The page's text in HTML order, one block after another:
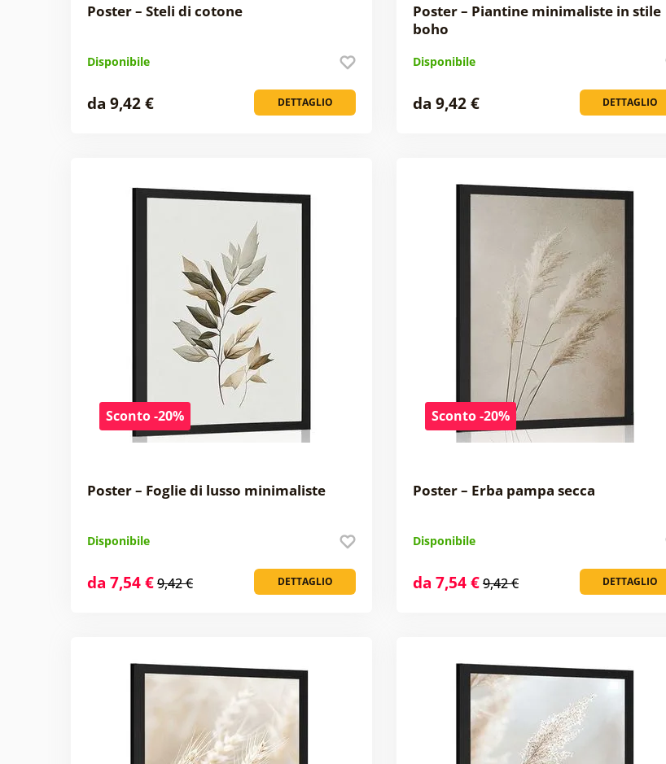
Poster – Steli di cotone
Disponibile
DETTAGLIO
da 9,42 €
Poster – Piantine minimaliste in stile
boho
Disponibile
DETTAGLIO
da 9,42 €
Sconto -20%
Poster – Foglie di lusso minimaliste
Disponibile
DETTAGLIO
da 7,54 €9,42 €
Sconto -20%
Poster – Erba pampa secca
Disponibile
DETTAGLIO
da 7,54 €9,42 €